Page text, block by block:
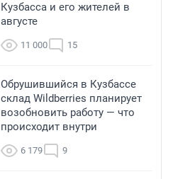
Кузбасса и его жителей в
августе
11 000 15
Обрушившийся в Кузбассе
склад Wildberries планирует
возобновить работу — что
происходит внутри
6 179 9